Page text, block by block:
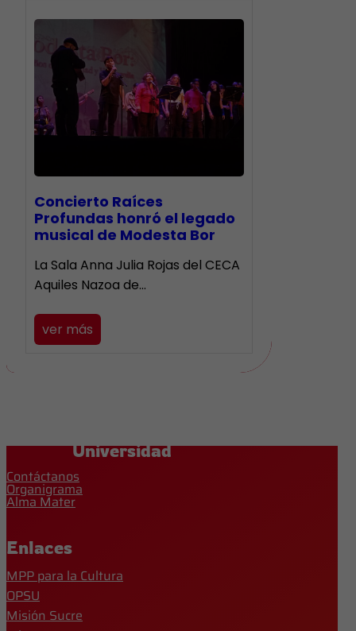
​Concierto Raíces
Profundas honró el legado
musical de Modesta Bor
La Sala Anna Julia Rojas del CECA
Aquiles Nazoa de…
ver más
Universidad
Contáctanos
Organigrama
Alma Mater
Enlaces
MPP para la Cultura
OPSU
Misión Sucre